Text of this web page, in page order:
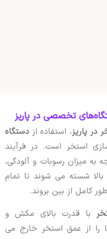
تخصصی در پاریز
پاریز، استفاده از دستگاه
استخر است. در فرآیند
میزان رسوبات و آلودگی،
شسته می شوند تا تمام
کامل از بین بروند.
با قدرت بالای مکش و
را از عمق استخر خارج می